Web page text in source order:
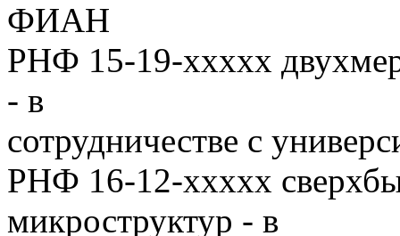
ФИАН
РНФ 15-19-ххххх
- в
сотрудничестве с
РНФ 16-12-ххххх
микроструктур - в